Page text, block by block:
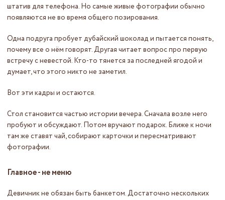
штатив для телефона. Но самые живые фотографии обычно
появляются не во время общего позирования.
Одна подруга пробует дубайский шоколад и пытается понять,
почему все о нём говорят. Другая читает вопрос про первую
встречу с невестой. Кто-то тянется за последней ягодой и
думает, что этого никто не заметил.
Вот эти кадры и остаются.
Стол становится частью истории вечера. Сначала возле него
пробуют и обсуждают. Потом вручают подарок. Ближе к ночи
там же ставят чай, собирают карточки и пересматривают
фотографии.
Главное - не меню
Девичник не обязан быть банкетом. Достаточно нескольких